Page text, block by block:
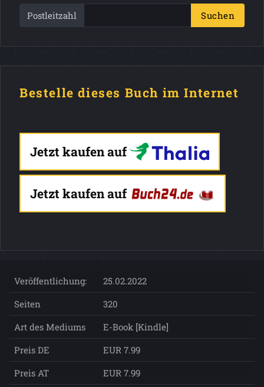
Postleitzahl Suchen
Bestelle dieses Buch im Internet
Jetzt kaufen auf
Jetzt kaufen auf
Veröffentlichung:
25.02.2022
Seiten
320
Art des Mediums
E-Book [Kindle]
Preis DE
EUR 7.99
Preis AT
EUR 7.99